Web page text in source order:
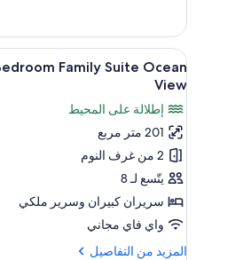
Ambassador
Suite
Ocean
View
استعراض
جميع
Ambassador
Two
Bedroom
Family
Suite
Ocean
View
5
Family Suite Ocean
View
إطلالة على المحيط
201 متر مربع
2 من غرف النوم
يتّسع لـ 8
سريران كبيران‫‬ وسرير ملكي
واي فاي مجاني
المزيد من التفاصيل
المزيد